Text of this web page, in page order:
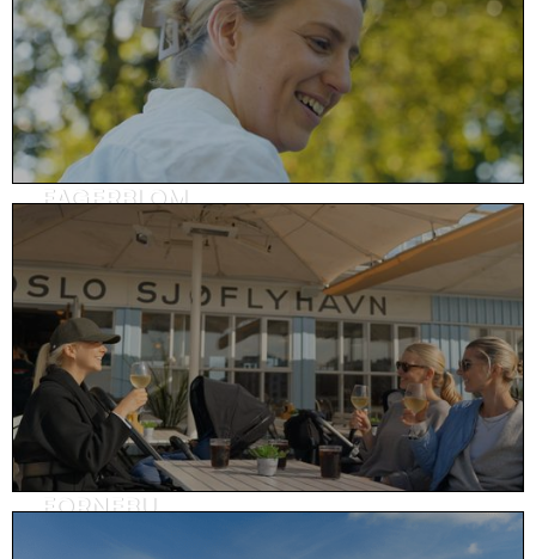
FAGERBLOM
Prosjektfilm, eiendom
FORNEBU